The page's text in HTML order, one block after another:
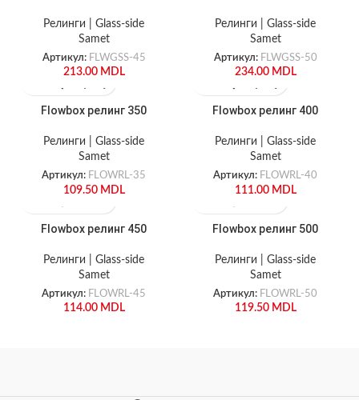
Релинги | Glass-side
Samet
Артикул: FLWGSS-45
213.00 MDL
Релинги | Glass-side
Samet
Артикул: FLWGSS-50
234.00 MDL
Flowbox релинг 350
Релинги | Glass-side
Samet
Артикул: FLOWRL-35
109.50 MDL
Flowbox релинг 400
Релинги | Glass-side
Samet
Артикул: FLOWRL-40
111.00 MDL
Flowbox релинг 450
Релинги | Glass-side
Samet
Артикул: FLOWRL-45
114.00 MDL
Flowbox релинг 500
Релинги | Glass-side
Samet
Артикул: FLOWRL-50
119.50 MDL